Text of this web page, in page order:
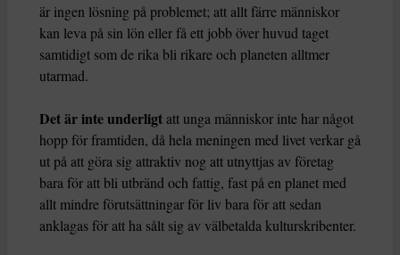
är ingen lösning på problemet; att allt färre människor
kan leva på sin lön eller få ett jobb över huvud taget
samtidigt som de rika bli rikare och planeten alltmer
utarmad.
Det är inte underligtatt unga människor inte har något
hopp för framtiden, då hela meningen med livet verkar gå
ut på att göra sig attraktiv nog att utnyttjas av företag
bara för att bli utbränd och fattig, fast på en planet med
allt mindre förutsättningar för liv bara för att sedan
anklagas för att ha sålt sig av välbetalda kulturskribenter.